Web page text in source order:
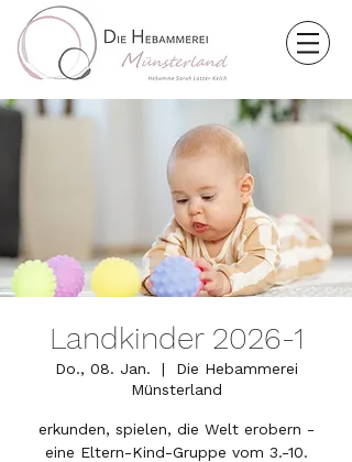
Landkinder 2026-1
Do., 08. Jan.
  |
Die Hebammerei
Münsterland
erkunden, spielen, die Welt erobern -
eine Eltern-Kind-Gruppe vom 3.-10.